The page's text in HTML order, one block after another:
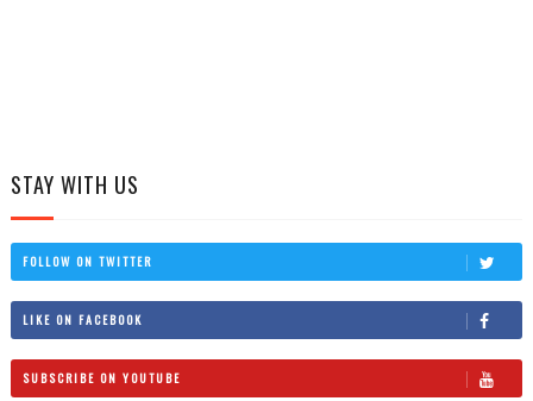
STAY WITH US
FOLLOW ON TWITTER
LIKE ON FACEBOOK
SUBSCRIBE ON YOUTUBE